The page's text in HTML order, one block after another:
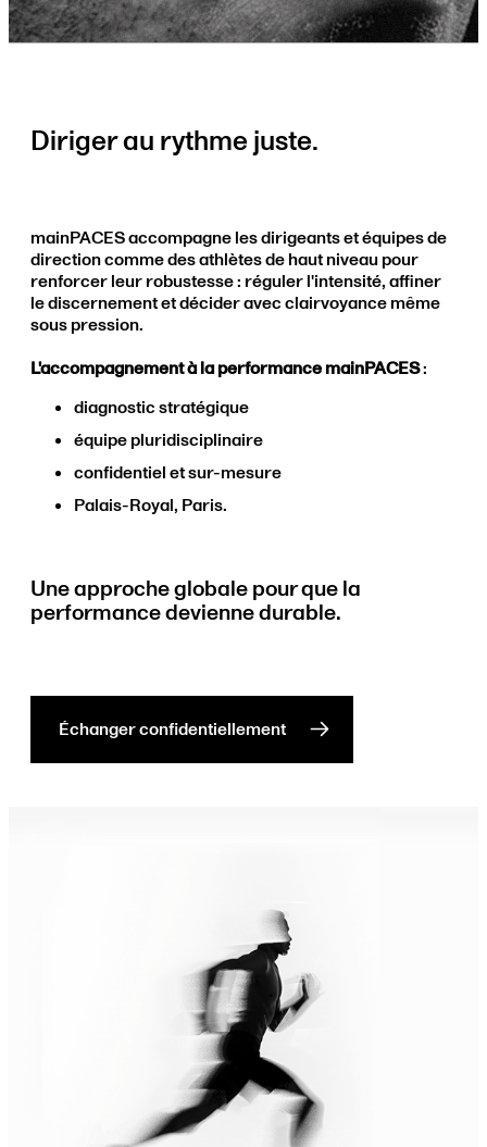
Diriger au rythme juste.
mainPACES accompagne les dirigeants et équipes de
direction comme des athlètes de haut niveau pour
renforcer leur robustesse : réguler l'intensité, affiner
le discernement et décider avec clairvoyance même
sous pression.
L'accompagnement à la performance mainPACES:
diagnostic stratégique
équipe pluridisciplinaire
confidentiel et sur-mesure
Palais-Royal, Paris.
Une approche globale pour que la
performance devienne durable.
Échanger confidentiellement